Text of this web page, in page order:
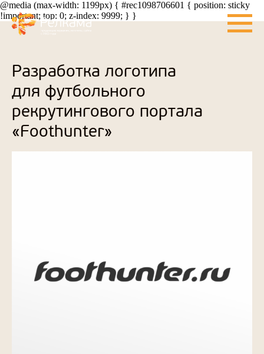
@media (max-width: 1199px) { #rec1098706601 { position: sticky
!important; top: 0; z-index: 9999; } }
Разработка логотипа
для футбольного
рекрутингового портала
«Foothunter»